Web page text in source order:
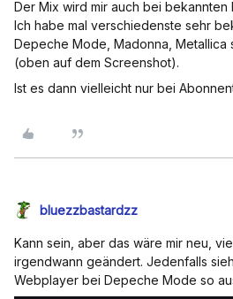
Der Mix wird mir auch bei bekannten
Ich habe mal verschiedenste sehr
Depeche Mode, Madonna, Metallica
(oben auf dem Screenshot).
Ist es dann vielleicht nur bei
bluezzbastardzz
Kann sein, aber das wäre mir neu,
irgendwann geändert. Jedenfalls
Webplayer bei Depeche Mode so